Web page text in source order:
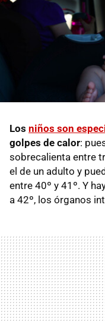
Los niños son
golpes de calor:
sobrecalienta entre
el de un adulto y
entre 40º y 41º. Y
a 42º, los órganos